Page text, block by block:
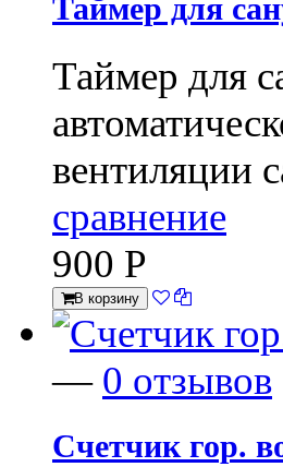
Таймер для
Таймер для
вентиляции
сравнение
900 Р
В корзину
— 0 отзывов
Счетчик гор.